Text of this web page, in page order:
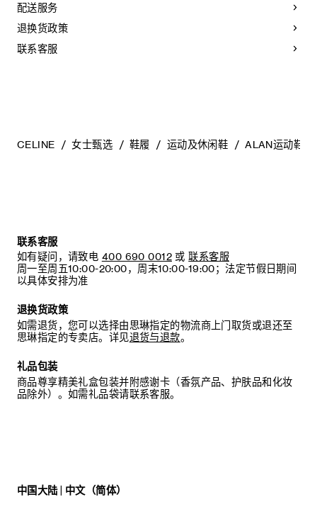
棉质鞋带
皮革内底
橡胶外底
意大利制造
编号：368275484C.02BG
泽。为了让您的鞋履历久弥新，我们建议您遵循以下保养方
法：
- 避免接触水、油、香水和化妆品。如果鞋子不慎沾湿，请使用
浅色软布将液体擦干。
擦拭皮革，微湿时可擦拭织物面料。
配送服务
退换货政策
联系客服
CELINE 女士甄选 鞋履 运动及休闲鞋 ALAN运动鞋
联系客服
如有疑问，请致电 400 690 0012 或 联系客服
周一至周五10:00-20:00，周末10:00-19:00；法定节假日期间
以具体安排为准
退换货政策
如需退货，您可以选择由思琳指定的物流商上门取货或退还至
思琳指定的专卖店。详见退货与退款。
礼品包装
商品尊享精美礼盒包装并附感谢卡（香氛产品、护肤品和化妆
品除外）。如需礼品袋请联系客服。
中国大陆 | 中文（简体）